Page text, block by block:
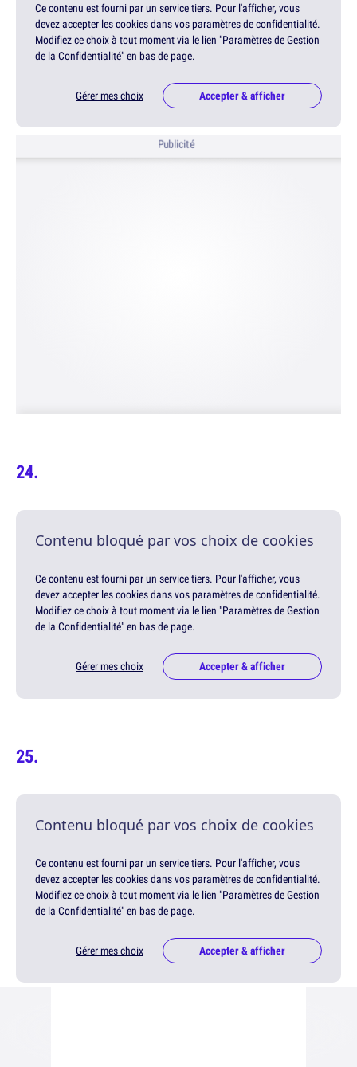
Ce contenu est fourni par un service tiers. Pour l'afficher, vous
devez accepter les cookies dans vos paramètres de confidentialité.
Modifiez ce choix à tout moment via le lien "Paramètres de Gestion
de la Confidentialité" en bas de page.
Gérer mes choix Accepter & afficher
Publicité
Contenu bloqué par vos choix de cookies
Ce contenu est fourni par un service tiers. Pour l'afficher, vous
devez accepter les cookies dans vos paramètres de confidentialité.
Modifiez ce choix à tout moment via le lien "Paramètres de Gestion
de la Confidentialité" en bas de page.
Gérer mes choix Accepter & afficher
Contenu bloqué par vos choix de cookies
Ce contenu est fourni par un service tiers. Pour l'afficher, vous
devez accepter les cookies dans vos paramètres de confidentialité.
Modifiez ce choix à tout moment via le lien "Paramètres de Gestion
de la Confidentialité" en bas de page.
Gérer mes choix Accepter & afficher